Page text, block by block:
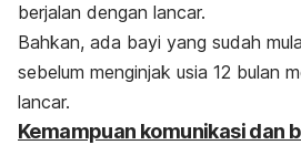
berjalan dengan lancar.
Bahkan, ada bayi yang sudah
sebelum menginjak usia 12 bulan
lancar.
Kemampuan komunikasi dan